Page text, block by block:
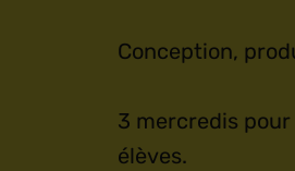
Conception,
3 mercredis
élèves.